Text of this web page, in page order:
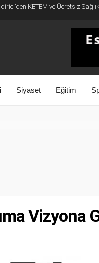
KETEM ve Ücretsiz
Siyaset Eğitim
Vizyona